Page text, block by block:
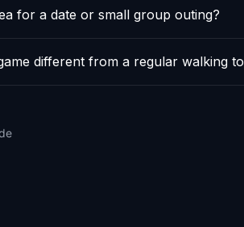
for a date or small group outing?
different from a regular walking